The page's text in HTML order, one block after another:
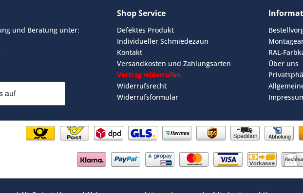
und Beratung unter:
Shop Service
Defektes Produkt
Individueller Schmiedezaun
Kontakt
Versandkosten und Zahlungsarten
Vertrag widerrufen
Widerrufsrecht
Widerrufsformular
RAL-
Über uns